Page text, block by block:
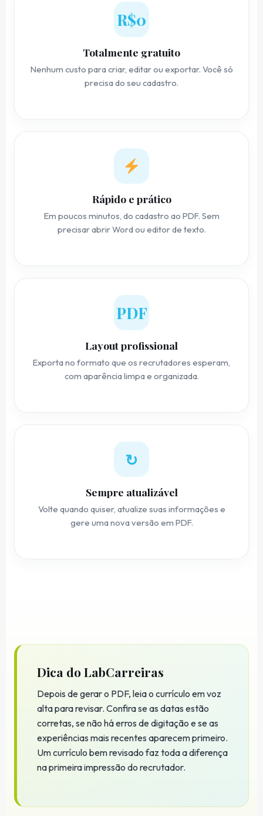
R$0
Totalmente gratuito
Nenhum custo para criar, editar ou exportar. Você só
precisa do seu cadastro.
Rápido e prático
Em poucos minutos, do cadastro ao PDF. Sem
precisar abrir Word ou editor de texto.
PDF
Layout profissional
Exporta no formato que os recrutadores esperam,
com aparência limpa e organizada.
↻
Sempre atualizável
Volte quando quiser, atualize suas informações e
gere uma nova versão em PDF.
Dica do LabCarreiras
Depois de gerar o PDF, leia o currículo em voz
alta para revisar. Confira se as datas estão
corretas, se não há erros de digitação e se as
experiências mais recentes aparecem primeiro.
Um currículo bem revisado faz toda a diferença
na primeira impressão do recrutador.